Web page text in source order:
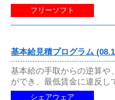
フリーソフト
基本給見積プログラム
基本給の手取からの逆算や
ができ、最低賃金に違反し
シェアウェア